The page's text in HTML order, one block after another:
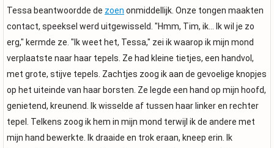
Tessa beantwoordde de zoen onmiddellijk. Onze tongen maakten
contact, speeksel werd uitgewisseld. "Hmm, Tim, ik... Ik wil je zo
erg," kermde ze. "Ik weet het, Tessa," zei ik waarop ik mijn mond
verplaatste naar haar tepels. Ze had kleine tietjes, een handvol,
met grote, stijve tepels. Zachtjes zoog ik aan de gevoelige knopjes
op het uiteinde van haar borsten. Ze legde een hand op mijn hoofd,
genietend, kreunend. Ik wisselde af tussen haar linker en rechter
tepel. Telkens zoog ik hem in mijn mond terwijl ik de andere met
mijn hand bewerkte. Ik draaide en trok eraan, kneep erin. Ik